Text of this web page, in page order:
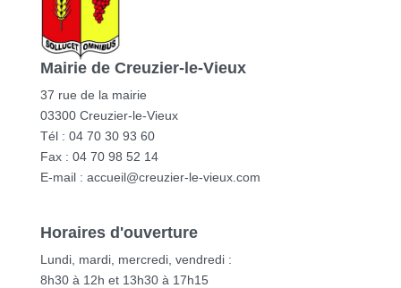
Mairie de Creuzier-le-Vieux
37 rue de la mairie
03300 Creuzier-le-Vieux
Tél : 04 70 30 93 60
Fax : 04 70 98 52 14
E-mail : accueil@creuzier-le-vieux.com
Horaires d'ouverture
Lundi, mardi, mercredi, vendredi :
8h30 à 12h et 13h30 à 17h15